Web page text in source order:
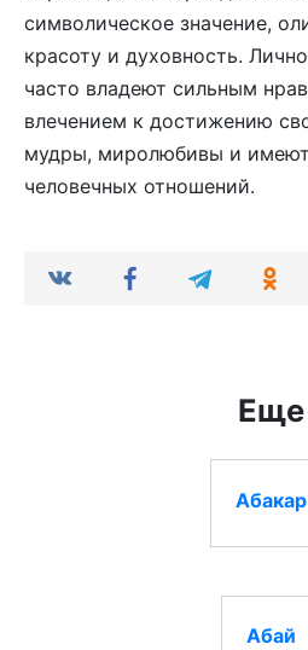
символическое значение,
красоту и духовность.
часто владеют сильным
влечением к достижению
мудры, миролюбивы и имеют
человечных отношений.
Еще
Абакар
Абай